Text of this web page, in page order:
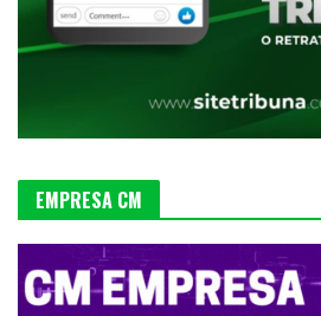
EMPRESA CM